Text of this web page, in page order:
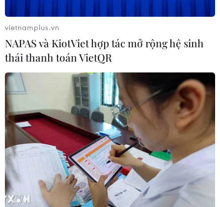
vietnamplus.vn
NAPAS và KiotViet hợp tác mở rộng hệ sinh
thái thanh toán VietQR